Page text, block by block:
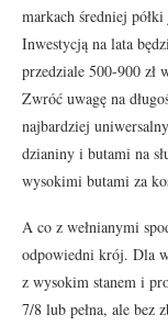
markach średniej
Inwestycją na lata
przedziale 500-900 zł
Zwróć uwagę na
najbardziej
dzianiny i butami na
wysokimi butami za
A co z wełnianymi
odpowiedni krój. Dla
z wysokim stanem i
7/8 lub pełna, ale bez